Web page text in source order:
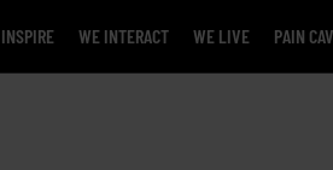
WE INTERACT WE LIVE PAIN